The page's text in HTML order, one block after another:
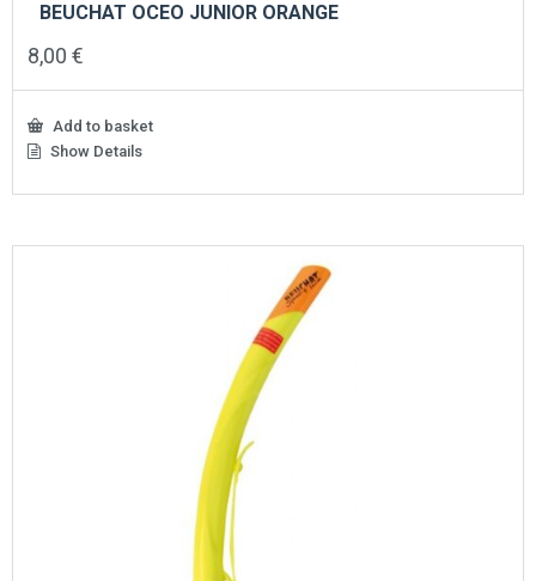
BEUCHAT OCEO JUNIOR ORANGE
8,00 €
Add to basket
Show Details